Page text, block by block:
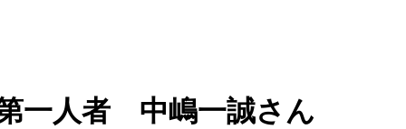
一人者 中嶋一誠さん